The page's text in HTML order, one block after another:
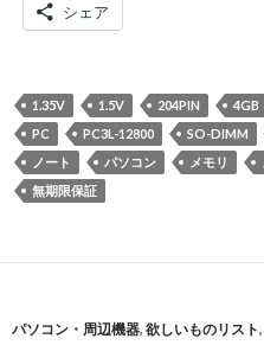
シェア
1.35V 1.5V 204PIN 4GB
PC
PC3L-12800 SO-DIMM
ノート
パソコン メモリ
無期限保証
パソコン・周辺機器, 欲しいものリスト,